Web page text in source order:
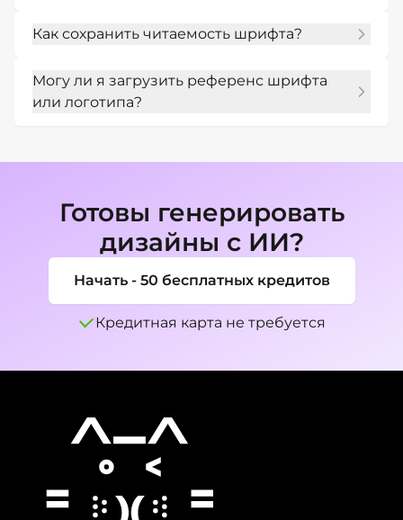
платформ.
цветовую палитру и отрасль, а затем
изображение на прозрачном фоне.
Как сохранить читаемость шрифта?
написание, сильный контраст, меньше
эффектов и более крупные буквы, если
Могу ли я загрузить референс шрифта
или логотипа?
Готовы генерировать
дизайны с ИИ?
Начать - 50 бесплатных кредитов
Кредитная карта не требуется